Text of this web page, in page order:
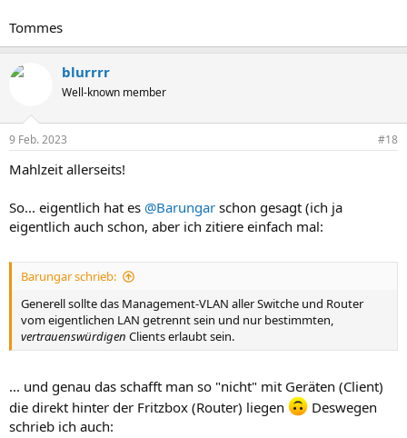
Tommes
blurrrr
Well-known member
9 Feb. 2023 #18
Mahlzeit allerseits!
So... eigentlich hat es @Barungar schon gesagt (ich ja
eigentlich auch schon, aber ich zitiere einfach mal:
Barungar schrieb:
Generell sollte das Management-VLAN aller Switche und Router
vom eigentlichen LAN getrennt sein und nur bestimmten,
vertrauenswürdigen Clients erlaubt sein.
... und genau das schafft man so "nicht" mit Geräten (Client)
die direkt hinter der Fritzbox (Router) liegen
Deswegen
schrieb ich auch: